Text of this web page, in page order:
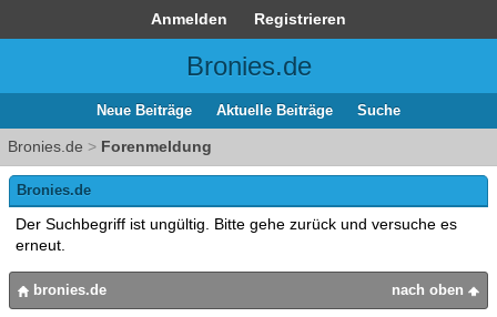
Anmelden Registrieren
Bronies.de
Neue Beiträge Aktuelle Beiträge Suche
Bronies.de > Forenmeldung
Bronies.de
Der Suchbegriff ist ungültig. Bitte gehe zurück und versuche es
erneut.
nach oben
bronies.de